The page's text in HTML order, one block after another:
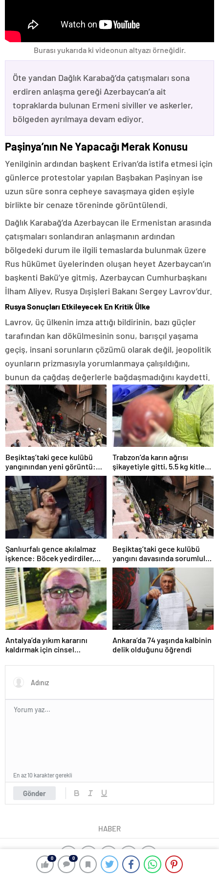
0 0
Burası yukarıda ki videonun altyazı örneğidir.
Öte yandan Dağlık Karabağ’da çatışmaları sona
erdiren anlaşma gereği Azerbaycan’a ait
topraklarda bulunan Ermeni siviller ve askerler,
bölgeden ayrılmaya devam ediyor.
Paşinya’nın Ne Yapacağı Merak Konusu
Yenilginin ardından başkent Erivan’da istifa etmesi için
günlerce protestolar yapılan Başbakan Paşinyan ise
uzun süre sonra cepheye savaşmaya giden eşiyle
birlikte bir cenaze töreninde görüntülendi.
Dağlık Karabağ’da Azerbaycan ile Ermenistan arasında
çatışmaları sonlandıran anlaşmanın ardından
bölgedeki durum ile ilgili temaslarda bulunmak üzere
Rus hükümet üyelerinden oluşan heyet Azerbaycan’ın
başkenti Bakü’ye gitmiş, Azerbaycan Cumhurbaşkanı
İlham Aliyev, Rusya Dışişleri Bakanı Sergey Lavrov’dur.
Rusya Sonuçları Etkileyecek En Kritik Ülke
Lavrov, üç ülkenin imza attığı bildirinin, bazı güçler
tarafından kan dökülmesinin sonu, barışçıl yaşama
geçiş, insani sorunların çözümü olarak değil, jeopolitik
oyunların prizmasıyla yorumlanmaya çalışıldığını,
bunun da çağdaş değerlerle bağdaşmadığını kaydetti.
Beşiktaş’taki gece kulübü
yangınından yeni görüntü:
İşçiler çalışırken duman sardı
Trabzon’da karın ağrısı
şikayetiyle gitti, 5.5 kg kitle
çıktı
Şanlıurfalı gence akılalmaz
işkence: Böcek yedirdiler,
kerpetenle dişlerini söktüler
Beşiktaş’taki gece kulübü
yangını davasında sorumlular
için hesap vakti
Antalya’da yıkım kararını
kaldırmak için cinsel
Savunma yaptı
Ankara’da 74 yaşında kalbinin
delik olduğunu öğrendi
Gönder
En az 10 karakter gerekli
HABER
yangın algılama sistemleri ajax alarm